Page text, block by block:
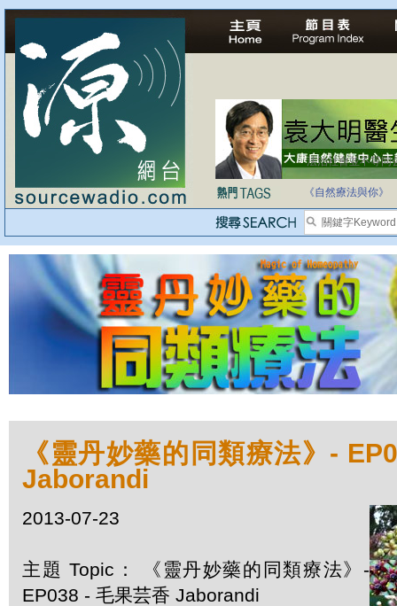
法治社會並不等同
自家教育合法化-
《自然療法與你》
《靈丹妙藥的同類療法》-
Jaborandi
2013-07-23
主題 Topic： 《靈丹妙藥的同類療法》-
EP038 - 毛果芸香 Jaborandi